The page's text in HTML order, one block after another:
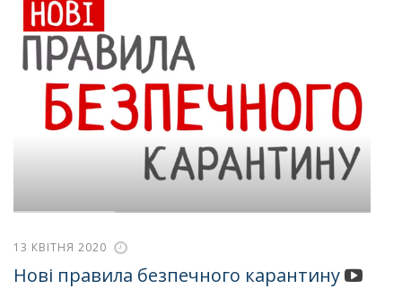
13 КВІТНЯ 2020
Нові правила безпечного карантину